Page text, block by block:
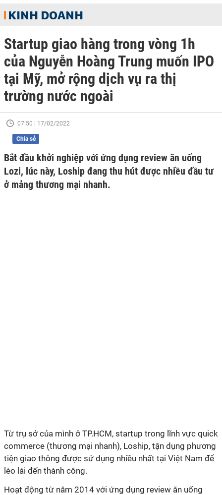
KINH DOANH
Startup giao hàng trong vòng 1h
của Nguyễn Hoàng Trung muốn IPO
tại Mỹ, mở rộng dịch vụ ra thị
trường nước ngoài
07:50 | 17/02/2022
Chia sẻ
Bắt đầu khởi nghiệp với ứng dụng review ăn uống
Lozi, lúc này, Loship đang thu hút được nhiều đầu tư
ở mảng thương mại nhanh.
Từ trụ sở của mình ở TP.HCM, startup trong lĩnh vực quick
commerce (thương mại nhanh), Loship, tận dụng phương
tiện giao thông được sử dụng nhiều nhất tại Việt Nam để
lèo lái đến thành công.
Hoạt động từ năm 2014 với ứng dụng review ăn uống